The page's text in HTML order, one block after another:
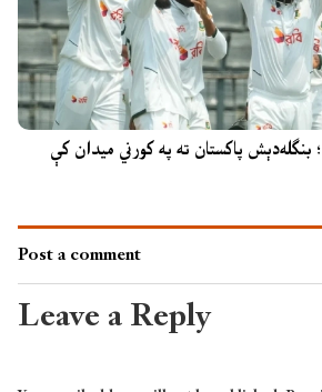
پاکستان ته په کورني میدان کې
Post a comment
Leave a Reply